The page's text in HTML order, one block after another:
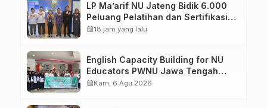
LP Ma’arif NU Jateng Bidik 6.000
Peluang Pelatihan dan Sertifikasi
bagi Lulusan SMK
calendar_month18 jam yang lalu
English Capacity Building for NU
Educators PWNU Jawa Tengah
Batch#4; Membuka Jalan Menuju
calendar_monthKam, 6 Agu 2026